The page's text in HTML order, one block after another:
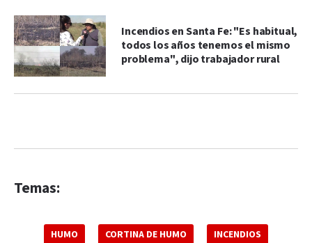
Incendios en Santa Fe: "Es habitual,
todos los años tenemos el mismo
problema", dijo trabajador rural
Temas:
HUMO CORTINA DE HUMO INCENDIOS